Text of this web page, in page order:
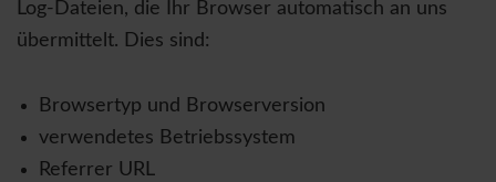
Log-Dateien, die Ihr Browser automatisch an uns
übermittelt. Dies sind:
Browsertyp und Browserversion
verwendetes Betriebssystem
Referrer URL